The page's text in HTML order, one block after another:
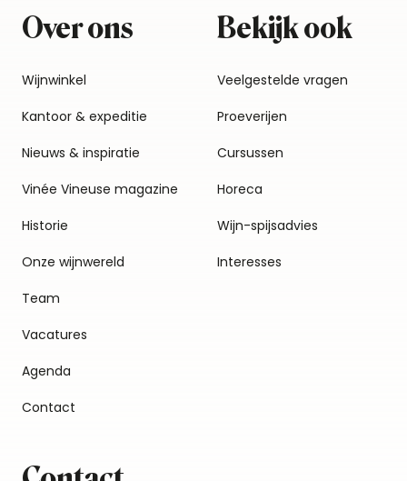
Over ons
Wijnwinkel
Kantoor & expeditie
Nieuws & inspiratie
Vinée Vineuse magazine
Historie
Onze wijnwereld
Team
Vacatures
Agenda
Contact
Bekijk ook
Veelgestelde vragen
Proeverijen
Cursussen
Horeca
Wijn-spijsadvies
Interesses